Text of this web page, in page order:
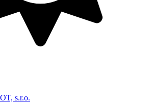
s.r.o.